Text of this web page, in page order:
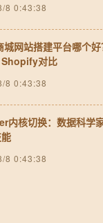
8 0:43:38
城网站搭建平台哪个
Shopify对比
8 0:43:38
内核切换：数据科学
8 0:43:38